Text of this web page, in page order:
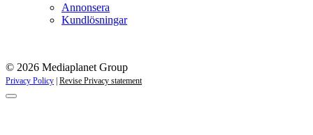
Annonsera
Kundlösningar
© 2026 Mediaplanet Group
Privacy Policy Revise Privacy statement